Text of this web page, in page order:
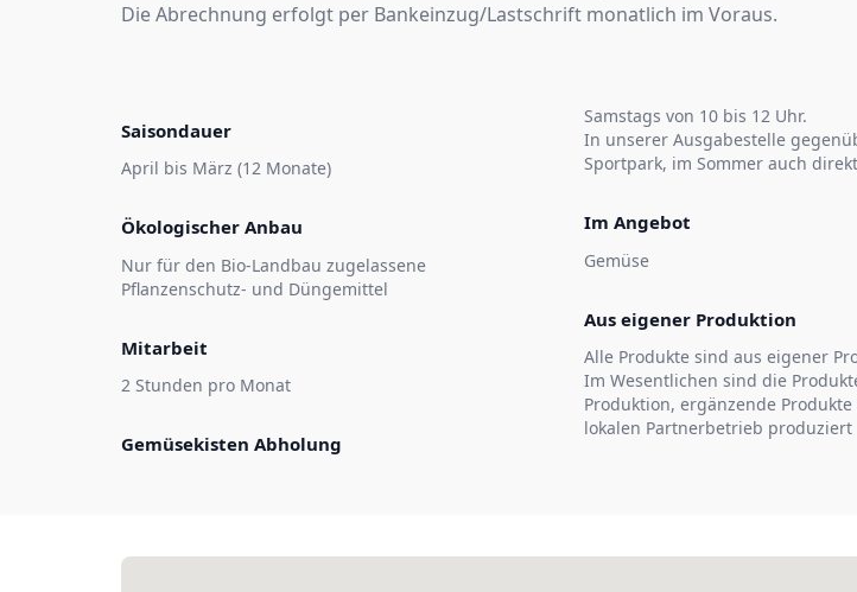
Die Abrechnung erfolgt per Bankeinzug/Lastschrift monatlich im Voraus.
Saisondauer
April bis März (12 Monate)
Ökologischer Anbau
Nur für den Bio-Landbau zugelassene
Pflanzenschutz- und Düngemittel
Mitarbeit
2 Stunden pro Monat
Gemüsekisten Abholung
Samstags von 10 bis 12 Uhr.
In unserer Ausgabestelle
Sportpark, im Sommer auch
Im Angebot
Gemüse
Aus eigener Produktion
Alle Produkte sind aus eigener
Im Wesentlichen sind die
Produktion, ergänzende
lokalen Partnerbetrieb produziert